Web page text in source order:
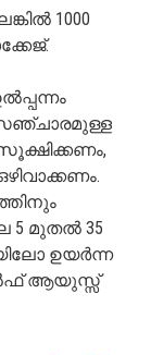
1000
5 മുതൽ 35
ഉയർന്ന
ആയുസ്സ്